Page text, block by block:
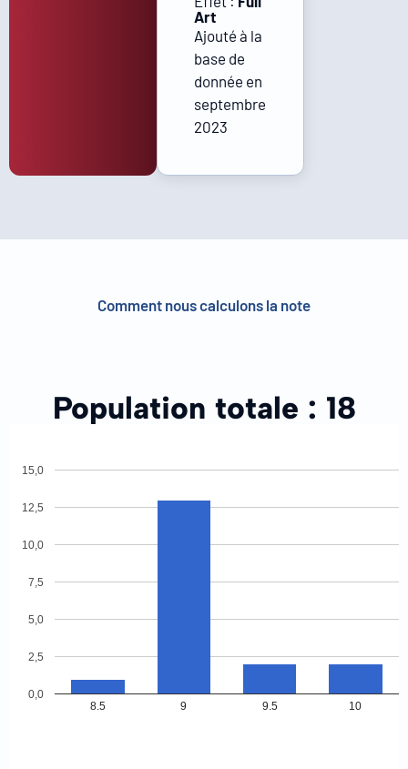
Art
Ajouté à la
base de
donnée en
septembre
2023
Comment nous calculons la note
Population totale : 18
8.5 9 9.5 10
0,0
2,5
5,0
7,5
10,0
12,5
15,0